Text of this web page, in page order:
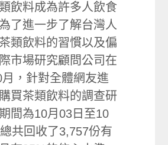
飲料成為許多人飲食
了進一步了解台灣人
類飲料的習慣以及偏
市場研究顧問公司在
，針對全體網友進
買茶類飲料的調查研
間為10月03日至10
共回收了3,757份有